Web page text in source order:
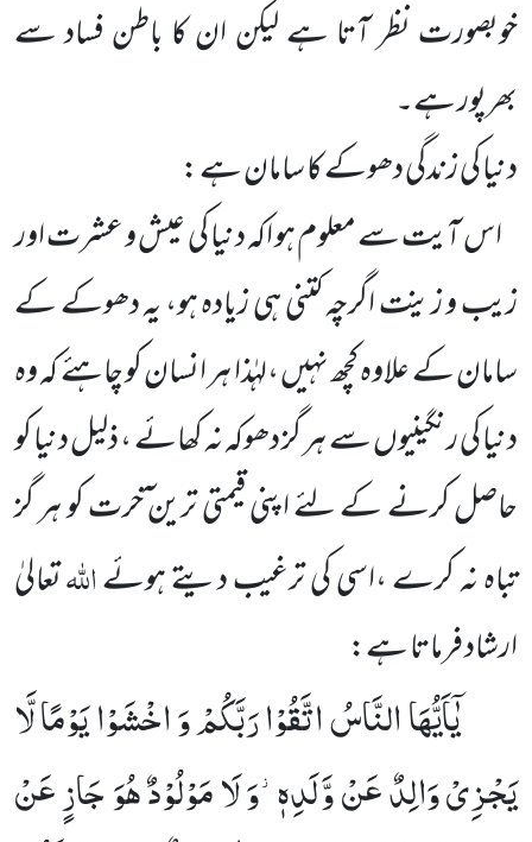
خوبصورت نظر آتا ہے لیکن ان کا باطن فساد سے
بھرپور ہے۔
دنیا کی زندگی دھوکے کا سامان ہے :
اس آیت سے معلوم ہو اکہ دنیا کی عیش و عشرت اور
زیب و زینت اگرچہ کتنی ہی زیادہ ہو، یہ دھوکے کے
سامان کے علاوہ کچھ نہیں ،لہٰذا ہر انسان کو چاہئے کہ وہ
دنیا کی رنگینیوں سے ہر گز دھوکہ نہ کھائے ، ذلیل دنیا کو
حاصل کرنے کے لئے اپنی قیمتی ترینٓخرت کو ہر گز
تباہ نہ کرے ،اسی کی ترغیب دیتے ہوئےاللہتعالیٰ
ارشاد فرماتا ہے:
یٰۤاَیُّهَا النَّاسُ اتَّقُوْا رَبَّكُمْ وَ اخْشَوْا یَوْمًا لَّا
یَجْزِیْ وَالِدٌ عَنْ وَّلَدِهٖ٘-وَ لَا مَوْلُوْدٌ هُوَ جَازٍ عَنْ